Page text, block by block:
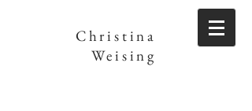
Christina
Weising